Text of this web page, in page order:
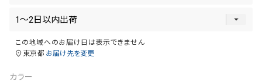
この地域へのお届け日は表示できません
東京都 お届け先を変更
カラー